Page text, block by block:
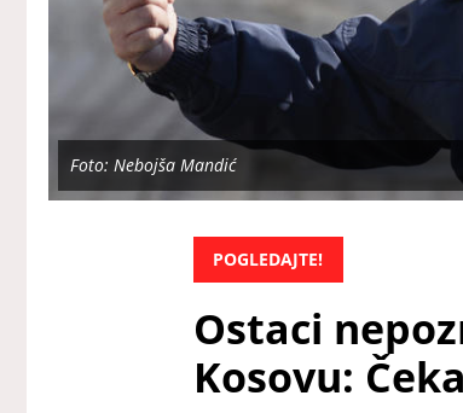
Foto: Nebojša Mandić
POGLEDAJTE!
Ostaci
Kosovu: